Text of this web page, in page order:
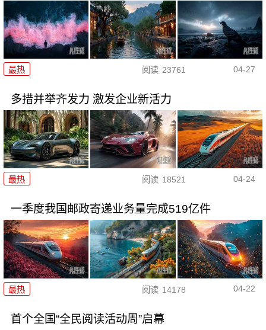
最热 阅读 23761 04-27
多措并举齐发力 激发企业新活力
最热 阅读 18521 04-24
一季度我国邮政寄递业务量完成519亿件
最热 阅读 14178 04-22
首个全国“全民阅读活动周”启幕